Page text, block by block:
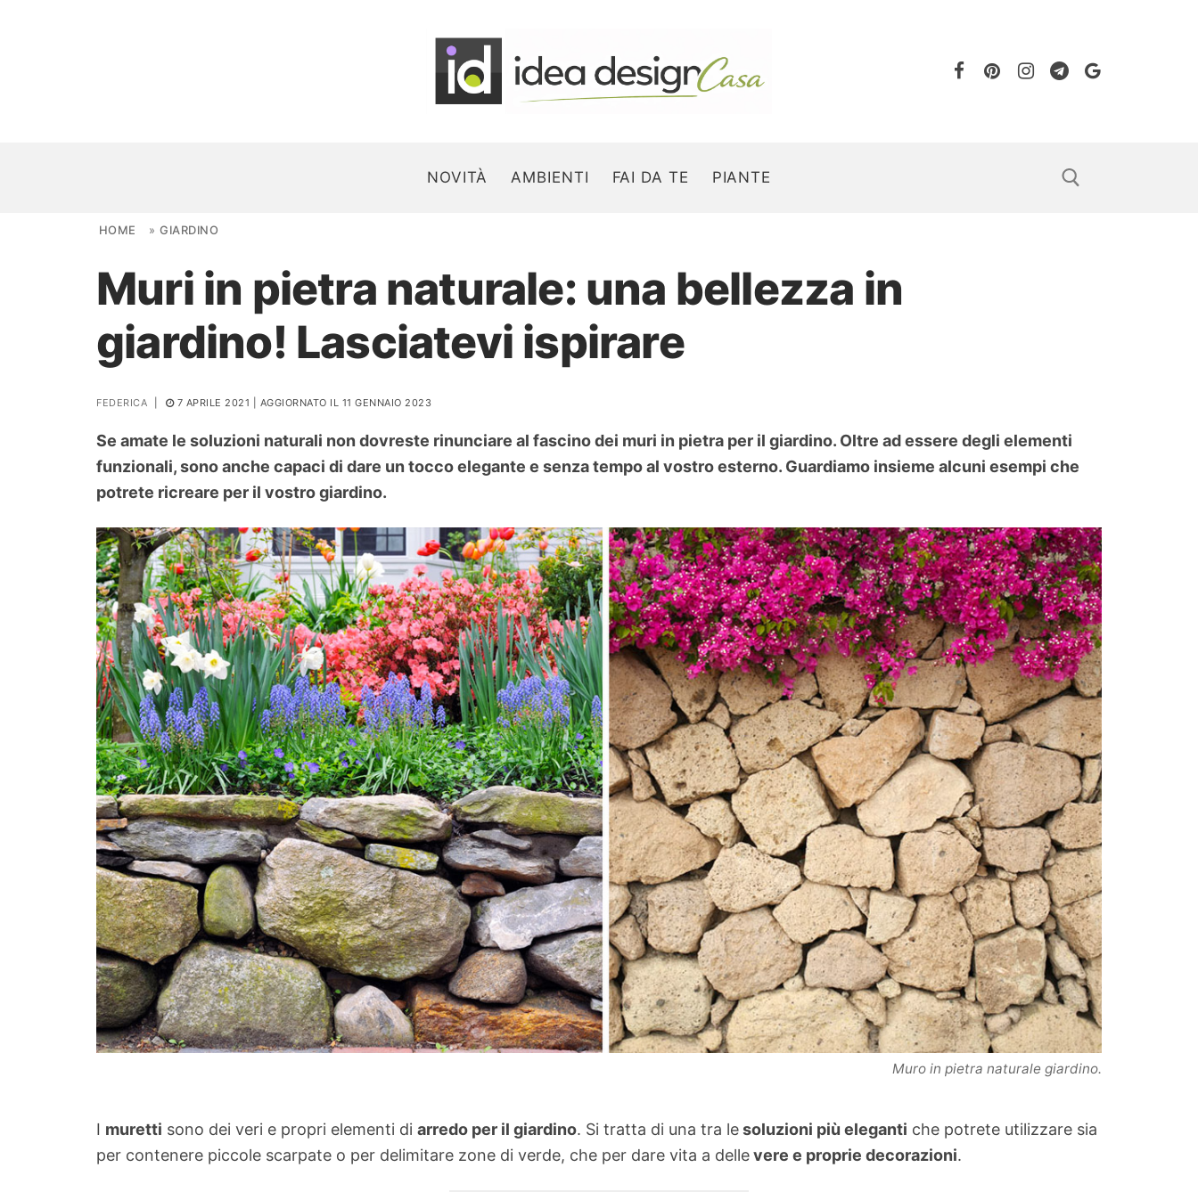
NOVITÀ AMBIENTI FAI DA TE PIANTE
Search for:
NOVITÀ
AMBIENTI
Ortaggio
Search for:
HOME »GIARDINO
Muri in pietra naturale: una bellezza in
giardino! Lasciatevi ispirare
FEDERICA 7 APRILE 2021 | AGGIORNATO IL 11 GENNAIO 2023
Se amate le soluzioni naturali non dovreste rinunciare al fascino dei muri in pietra per il giardino. Oltre ad essere degli elementi
funzionali, sono anche capaci di dare un tocco elegante e senza tempo al vostro esterno. Guardiamo insieme alcuni esempi che
potrete ricreare per il vostro giardino.
Muro in pietra naturale giardino.
I muretti sono dei veri e propri elementi di arredo per il giardino. Si tratta di una tra lesoluzioni più eleganti che potrete utilizzare sia
per contenere piccole scarpate o per delimitare zone di verde, che per dare vita a dellevere e proprie decorazioni.